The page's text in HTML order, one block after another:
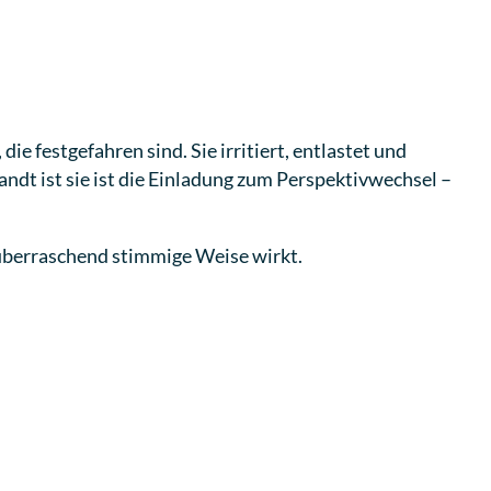
festgefahren sind. Sie irritiert, entlastet und
ist sie ist die Einladung zum Perspektivwechsel –
stimmige Weise wirkt.